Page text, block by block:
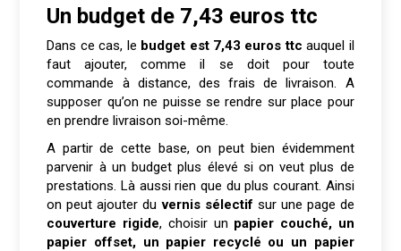
Un budget de 7,43 euros ttc
Dans ce cas, le budget est 7,43 euros ttc auquel il
faut ajouter, comme il se doit pour toute
commande à distance, des frais de livraison. A
supposer qu’on ne puisse se rendre sur place pour
en prendre livraison soi-même.
A partir de cette base, on peut bien évidemment
parvenir à un budget plus élevé si on veut plus de
prestations. Là aussi rien que du plus courant. Ainsi
on peut ajouter duvernis sélectif sur une page de
couverture rigide, choisir un papier couché, un
papier offset, un papier recyclé ou un papier